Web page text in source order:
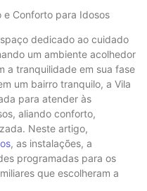
e Conforto para Idosos
dedicado ao cuidado
um ambiente acolhedor
a tranquilidade em sua fase
um bairro tranquilo, a Vila
para atender às
aliando conforto,
Neste artigo,
, as instalações, a
programadas para os
que escolheram a